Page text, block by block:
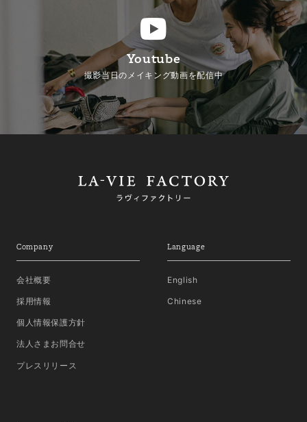
Youtube
撮影当日のメイキング動画を配信中
Company
会社概要
採用情報
個人情報保護方針
法人さまお問合せ
プレスリリース
Language
English
Chinese